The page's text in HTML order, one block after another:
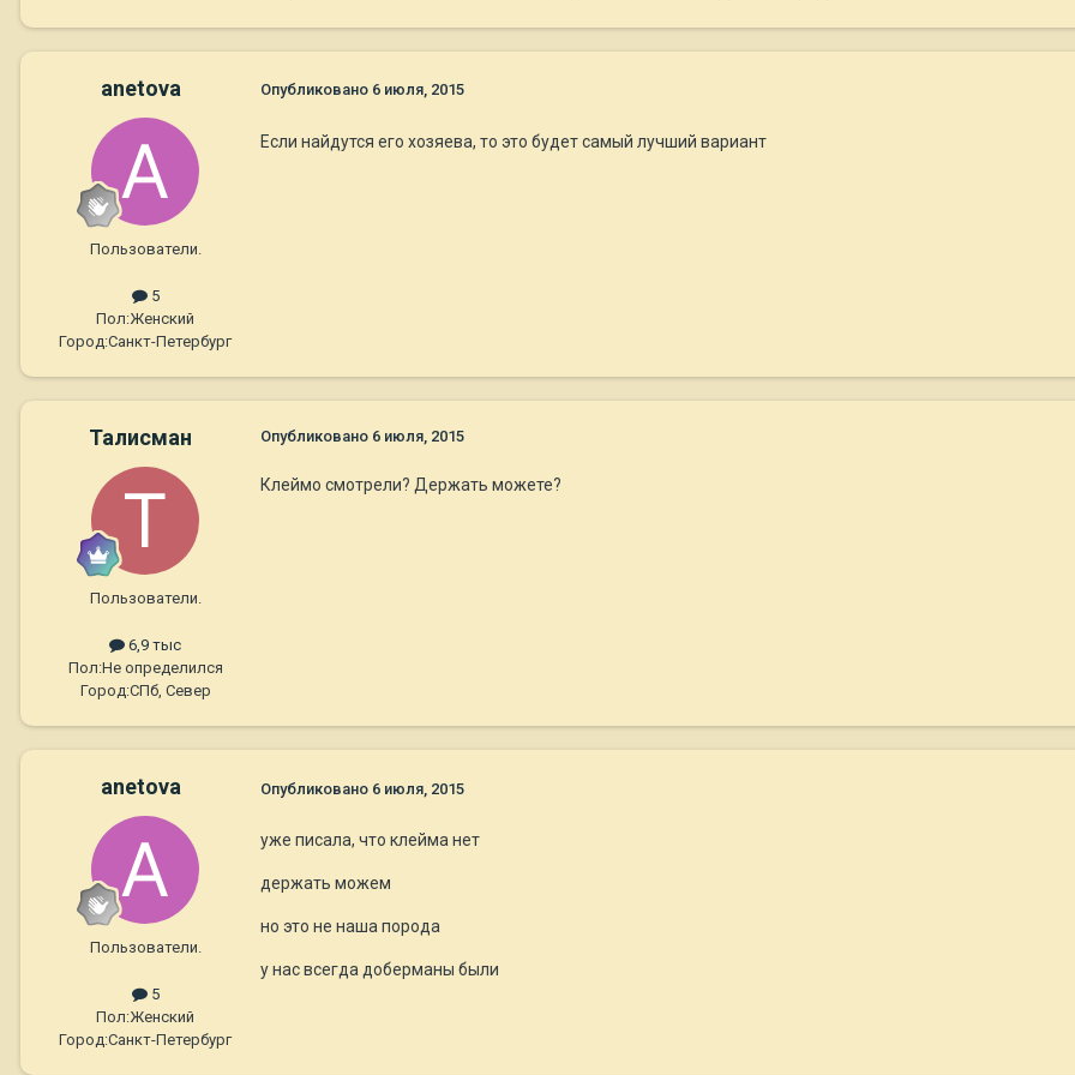
anetova
Пользователи.
5
Пол:Женский
Город:Санкт-Петербург
Опубликовано 6 июля, 2015
Если найдутся его хозяева, то это будет самый лучший вариант
Талисман
Пользователи.
6,9 тыс
Пол:Не определился
Город:СПб, Север
Опубликовано 6 июля, 2015
Клеймо смотрели? Держать можете?
anetova
Пользователи.
5
Пол:Женский
Город:Санкт-Петербург
Опубликовано 6 июля, 2015
уже писала, что клейма нет
держать можем
но это не наша порода
у нас всегда доберманы были